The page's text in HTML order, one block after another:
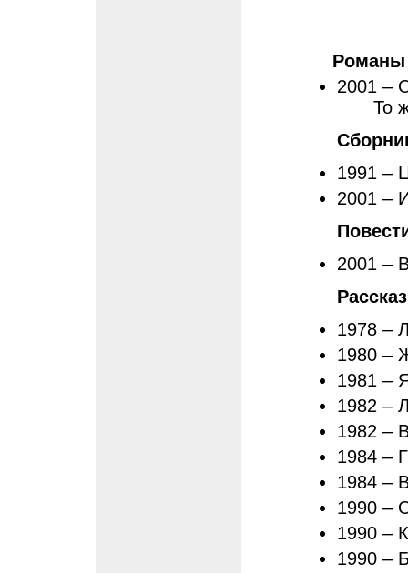
Романы
2001 –
То
1991 –
2001 –
2001 –
1978 –
1980 –
1981 –
1982 –
1982 –
1984 –
1984 –
1990 –
1990 –
1990 –